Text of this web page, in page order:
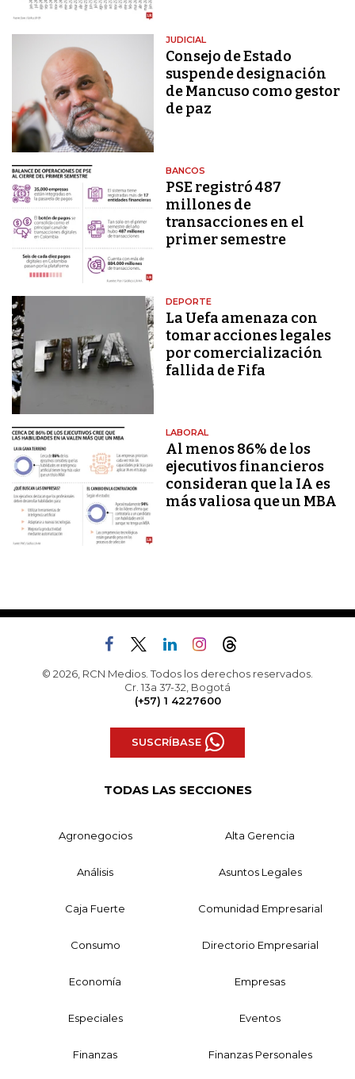
JUDICIAL
Consejo de Estado
suspende designación
de Mancuso como gestor
de paz
BANCOS
PSE registró 487
millones de
transacciones en el
primer semestre
DEPORTE
La Uefa amenaza con
tomar acciones legales
por comercialización
fallida de Fifa
LABORAL
Al menos 86% de los
ejecutivos financieros
consideran que la IA es
más valiosa que un MBA
© 2026, RCN Medios. Todos los derechos reservados.
Cr. 13a 37-32, Bogotá
(+57) 1 4227600
SUSCRÍBASE
TODAS LAS SECCIONES
Agronegocios Alta Gerencia
Análisis Asuntos Legales
Caja Fuerte Comunidad Empresarial
Consumo Directorio Empresarial
Economía Empresas
Especiales Eventos
Finanzas Finanzas Personales